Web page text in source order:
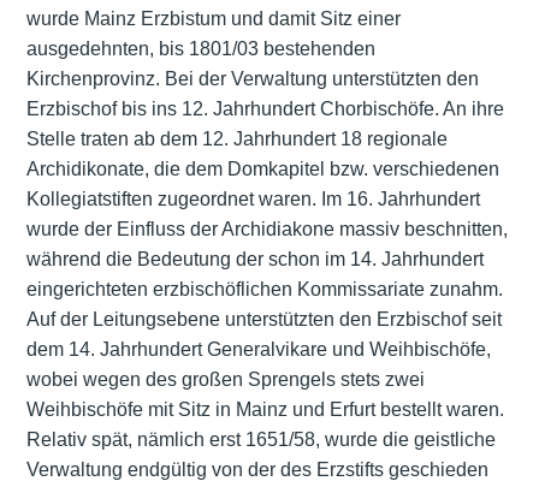
wurde Mainz Erzbistum und damit Sitz einer
ausgedehnten, bis 1801/03 bestehenden
Kirchenprovinz. Bei der Verwaltung unterstützten den
Erzbischof bis ins 12. Jahrhundert Chorbischöfe. An ihre
Stelle traten ab dem 12. Jahrhundert 18 regionale
Archidikonate, die dem Domkapitel bzw. verschiedenen
Kollegiatstiften zugeordnet waren. Im 16. Jahrhundert
wurde der Einfluss der Archidiakone massiv beschnitten,
während die Bedeutung der schon im 14. Jahrhundert
eingerichteten erzbischöflichen Kommissariate zunahm.
Auf der Leitungsebene unterstützten den Erzbischof seit
dem 14. Jahrhundert Generalvikare und Weihbischöfe,
wobei wegen des großen Sprengels stets zwei
Weihbischöfe mit Sitz in Mainz und Erfurt bestellt waren.
Relativ spät, nämlich erst 1651/58, wurde die geistliche
Verwaltung endgültig von der des Erzstifts geschieden